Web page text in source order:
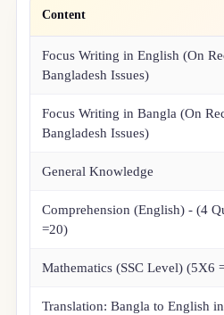
Content
Focus Writing in English (On
Bangladesh Issues)
Focus Writing in Bangla (On
Bangladesh Issues)
General Knowledge
Comprehension (English) - (4
=20)
Mathematics (SSC Level) (5X6
Translation: Bangla to English